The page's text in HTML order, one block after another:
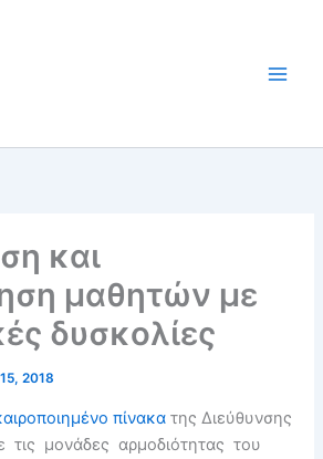
και
μαθητών με
δυσκολίες
2018
πίνακα της Διεύθυνσης
τις μονάδες αρμοδιότητας του